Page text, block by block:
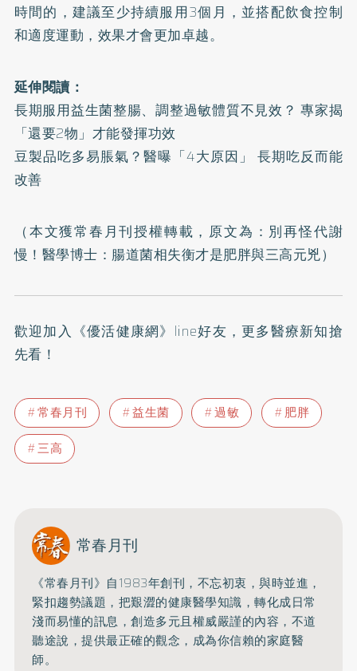
時間的，建議至少持續服用3個月，並搭配飲食控制
和適度運動，效果才會更加卓越。
延伸閱讀：
長期服用益生菌整腸、調整過敏體質不見效？ 專家揭
「還要2物」才能發揮功效
豆製品吃多易脹氣？醫曝「4大原因」 長期吃反而能
改善
（本文獲常春月刊授權轉載，原文為： 別再怪代謝
慢！醫學博士：腸道菌相失衡才是肥胖與三高元兇）
歡迎加入 《優活健康網》line好友 ，更多醫療新知搶
先看！
常春月刊 益生菌 過敏
肥胖
三高
常春月刊
《常春月刊》自1983年創刊，不忘初衷，與時並進，
緊扣趨勢議題，把艱澀的健康醫學知識，轉化成日常
淺而易懂的訊息，創造多元且權威嚴謹的內容， 不道
聽途說，提供最正確的觀念，成為你信賴的家庭醫
師。